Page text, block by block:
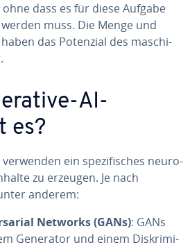
dass es für diese Aufgabe
muss. Die Menge und
das Potenzial des ma­schi­
AI-
es?
verwenden ein spe­zi­fi­sches neu­ro­
zu erzeugen. Je nach
anderem:
Networks (GANs): GANs
Generator und einem Dis­kri­mi­